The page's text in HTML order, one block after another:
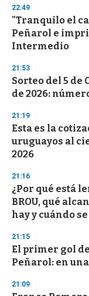
d
s
22:49
"Tranquilo el
Peñarol e
Intermedio
21:53
Sorteo del 5 de
de 2026:
21:19
Esta es la
uruguayos al
2026
21:16
¿Por qué está
BROU, qué
hay y cuándo
21:15
El primer gol
Peñarol: en
21:09